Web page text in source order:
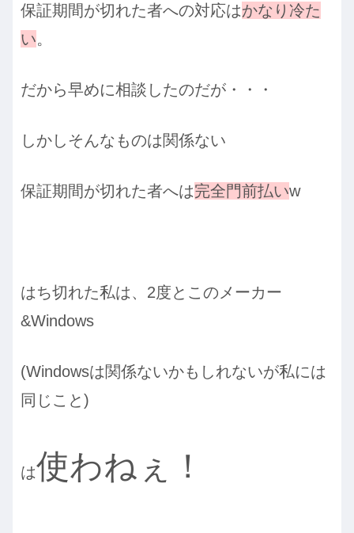
保証期間が切れた者への対応はかなり冷た
い。
だから早めに相談したのだが・・・
しかしそんなものは関係ない
保証期間が切れた者へは完全門前払いw
はち切れた私は、2度とこのメーカー
&Windows
(Windowsは関係ないかもしれないが私には
同じこと)
は使わねぇ！